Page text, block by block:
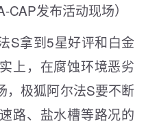
CAP发布活动现场）
S拿到5星好评和白金
上，在腐蚀环境恶劣
，极狐阿尔法S要不断
路、盐水槽等路况的